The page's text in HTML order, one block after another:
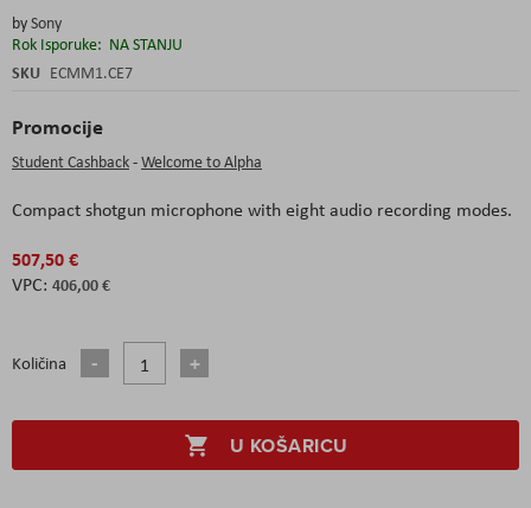
bySony
Rok Isporuke: NA STANJU
SKU ECMM1.CE7
Promocije
Student Cashback-Welcome to Alpha
Compact shotgun microphone with eight audio recording modes.
507,50 €
406,00 €
Količina
U KOŠARICU
beginning
of
the